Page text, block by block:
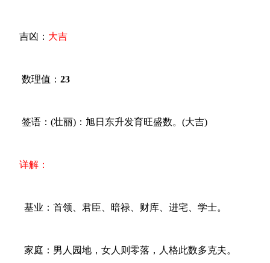
吉凶： 大吉
数理值： 23
签语：(壮丽)：旭日东升发育旺盛数。(大吉)
详解：
基业：首领、君臣、暗禄、财库、进宅、学士。
家庭：男人园地，女人则零落，人格此数多克夫。